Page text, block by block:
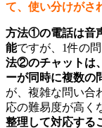
て、使い分けがさ
方法①の電話は音
能ですが、1件の
法②のチャットは
ーが同時に複数の
が、複雑な問い合
応の難易度が高く
整理して対応する